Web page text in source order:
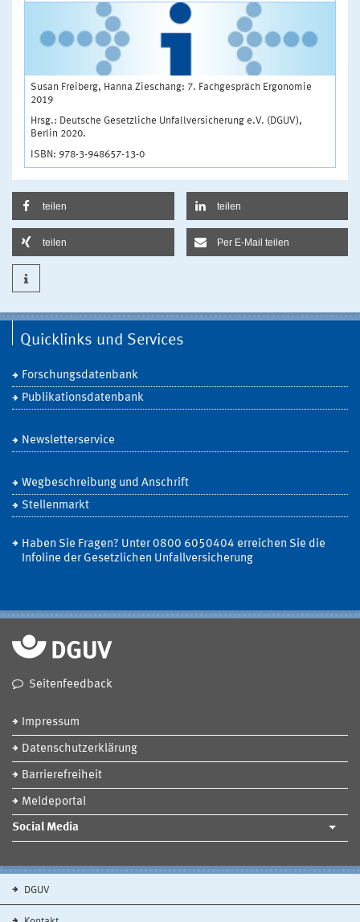
Susan Freiberg, Hanna Zieschang: 7. Fachgespräch Ergonomie
2019
Hrsg.: Deutsche Gesetzliche Unfallversicherung e.V. (DGUV),
Berlin 2020.
ISBN: 978-3-948657-13-0
teilen teilen
teilen Per E-Mail teilen
Quicklinks und Services
Forschungsdatenbank
Publikationsdatenbank
Newsletterservice
Wegbeschreibung und Anschrift
Stellenmarkt
Haben Sie Fragen? Unter 0800 6050404 erreichen Sie die
Infoline der Gesetzlichen Unfallversicherung
Seitenfeedback
Impressum
Datenschutzerklärung
Barrierefreiheit
Meldeportal
Social Media
DGUV